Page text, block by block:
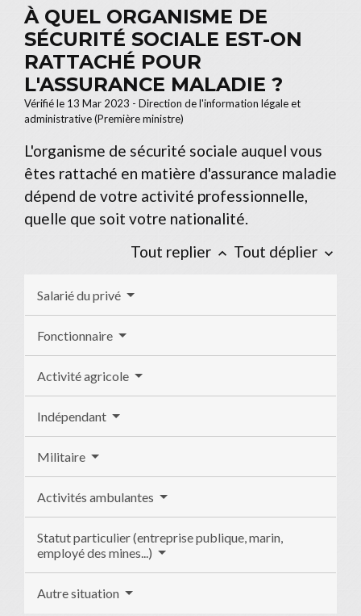
À QUEL ORGANISME DE
SÉCURITÉ SOCIALE EST-ON
RATTACHÉ POUR
L'ASSURANCE MALADIE ?
Vérifié le 13 Mar 2023 - Direction de l'information légale et
administrative (Première ministre)
L'organisme de sécurité sociale auquel vous
êtes rattaché en matière d'assurance maladie
dépend de votre activité professionnelle,
quelle que soit votre nationalité.
Tout replier keyboard_arrow_up Tout déplier keyboard_arrow_down
Salarié du privé
Fonctionnaire
Activité agricole
Indépendant
Militaire
Activités ambulantes
Statut particulier (entreprise publique, marin,
employé des mines...)
Autre situation